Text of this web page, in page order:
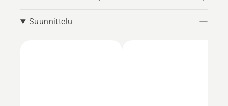
Suunnittelu